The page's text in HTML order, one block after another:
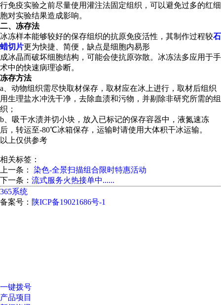
行免疫实验之前尽量使用灌注法固定组织，可以避免过多的红细
胞对实验结果造成影响。
二、冻存法
冰冻样本能够较好的保存组织的抗原免疫活性，其制作过程较石
蜡切片更为快捷、简便，缺点是细胞内易形
成冰晶而破坏细胞结构，可能会使抗原弥散。冰冻法多应用于手
术中的快速病理诊断。
冻存方法
a、动物组织需尽快取材保存，取材应在冰上进行，取材后组织
用生理盐水冲洗干净，去除血渍和污物，并剔除非研究所需的组
织；
b、吸干水渍并切小块，放入已标记的保存容器中，液氮速冻
后，转运至-80℃冰箱保存，运输时请使用大体积干冰运输。
以上仅供参考
相关标签：
上一条：
染色-全景扫描组合限时特惠活动
下一条： 流式服务火热接单中......
365系统
备案号： 陕ICP备19021686号-1
一键拨号
产品项目